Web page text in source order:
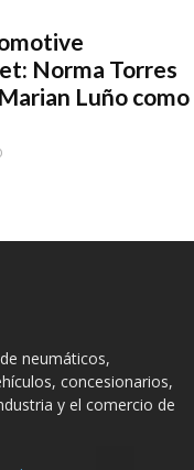
Norma Torres
Luño como
neumáticos,
concesionarios,
y el comercio de